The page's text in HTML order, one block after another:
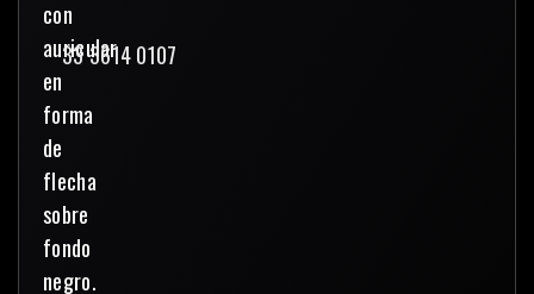
33 3614 0107